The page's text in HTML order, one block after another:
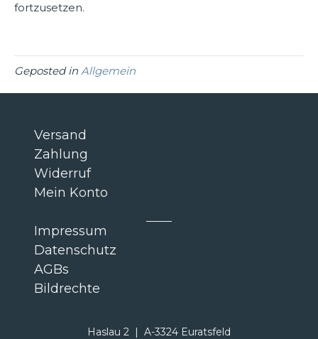
fortzusetzen.
Geposted in Allgemein
Versand
Zahlung
Widerruf
Mein Konto
Impressum
Datenschutz
AGBs
Bildrechte
Haslau 2 | A-3324 Euratsfeld